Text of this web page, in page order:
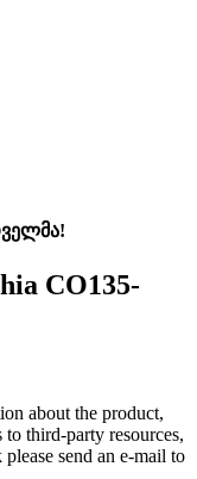
CO135-
about the product,
third-party resources,
send an e-mail to